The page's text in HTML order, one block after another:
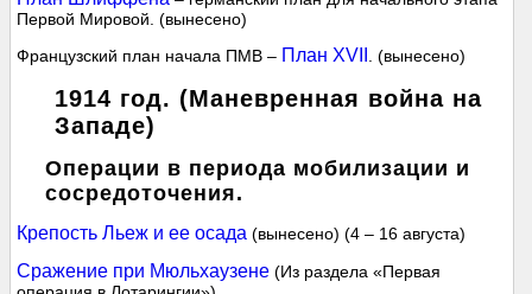
Первой Мировой. (вынесено)
Французский план начала ПМВ – План XVII . (вынесено)
1914 год. (Маневренная война на
Западе)
Операции в периода мобилизации и
сосредоточения.
Крепость Льеж и ее осада (вынесено) (4 – 16 августа)
Сражение при Мюльхаузене (Из раздела «Первая